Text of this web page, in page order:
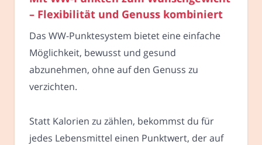
– Flexibilität und Genuss kombiniert
Das WW-Punktesystem bietet eine einfache
Möglichkeit, bewusst und gesund
abzunehmen, ohne auf den Genuss zu
verzichten.
Statt Kalorien zu zählen, bekommst du für
jedes Lebensmittel einen Punktwert, der auf